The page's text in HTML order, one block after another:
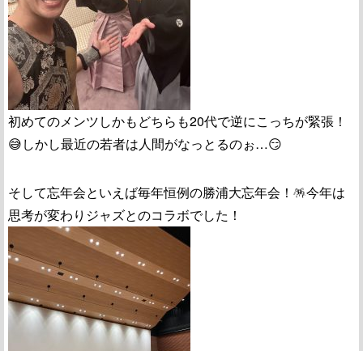
初めてのメンツしかもどちらも20代で逆にこっちが緊張！
😅しかし最近の若者は人間がなっとるのぉ…😏
そして忘年会といえば毎年恒例の勝浦大忘年会！🪅今年は
思考が変わりジャズとのコラボでした！